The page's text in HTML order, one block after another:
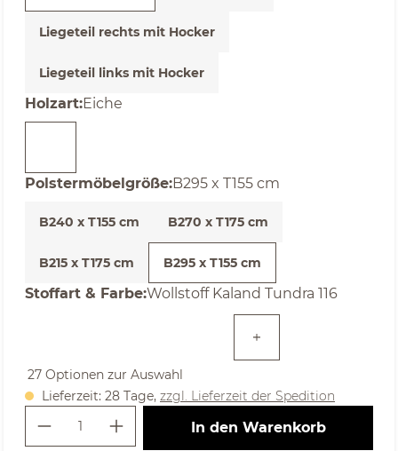
Liegeteil rechts mit Hocker
Liegeteil links mit Hocker
Holzartauswählen
:Eiche
Polstermöbelgrößeauswählen
:B295 x T155 cm
B240 x T155 cm B270 x T175 cm
B215 x T175 cm B295 x T155 cm
Stoffart & Farbeauswählen
:Wollstoff Kaland Tundra 116
27 Optionen zur Auswahl
Lieferzeit: 28 Tage, zzgl. Lieferzeit der Spedition
Produkt Anzahl: Gib den
In den Warenkorb